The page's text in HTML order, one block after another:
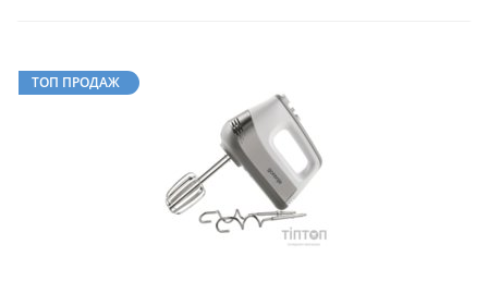
ТОП ПРОДАЖ